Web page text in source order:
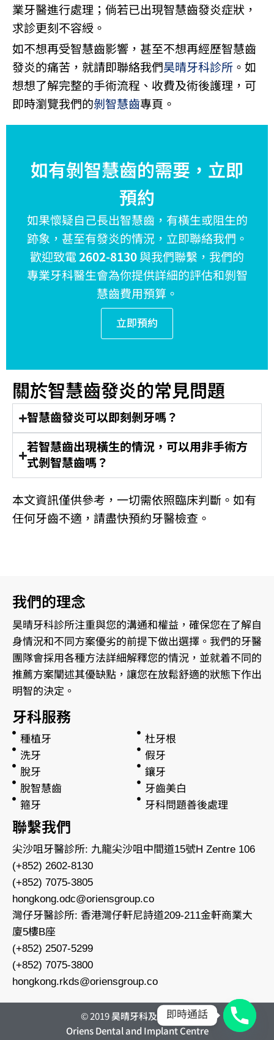
業牙醫進行處理；倘若已出現智慧齒發炎症狀，
求診更刻不容綬。
如不想再受智慧齒影響，甚至不想再經歷智慧齒
發炎的痛苦，就請即聯絡我們昊晴牙科診所 。如
想想了解完整的手術流程、收費及術後護理，可
即時瀏覽我們的剝智慧齒專頁。
如有剝智慧齒的需要，立即
預約
如果懷疑自己長出智慧齒，有橫生或阻生的
跡象，甚至有發炎的情況，立即聯絡我們。
歡迎致電2602-8130與我們聯繫，我們的
專業牙科醫生會為你提供詳細的評估和剝智
慧齒費用預算。
立即預約
關於智慧齒發炎的常見問題
智慧齒發炎可以即刻剝牙嗎？
若智慧齒出現橫生的情況，可以用非手術方
式剝智慧齒嗎？
本文資訊僅供參考，一切需依照臨床判斷。如有
任何牙齒不適，請盡快預約牙醫檢查。
我們的理念
昊晴牙科診所注重與您的溝通和權益，確保您在了解自
身情況和不同方案優劣的前提下做出選擇。我們的牙醫
團隊會採用各種方法詳細解釋您的情況，並就着不同的
推薦方案闡述其優缺點，讓您在放鬆舒適的狀態下作出
明智的決定。
牙科服務
種植牙
洗牙
脫牙
脫智慧齒
箍牙
杜牙根
假牙
鑲牙
牙齒美白
牙科問題善後處理
聯繫我們
尖沙咀牙醫診所: 九龍尖沙咀中間道15號H Zentre 106
(+852) 2602-8130
(+852) 7075-3805
hongkong.odc@oriensgroup.co
灣仔牙醫診所: 香港灣仔軒尼詩道209-211金軒商業大
廈5樓B座
(+852) 2507-5299
(+852) 7075-3800
hongkong.rkds@oriensgroup.co
©2019昊晴牙科及植牙中心
Oriens Dental and Implant Centre
即時通話